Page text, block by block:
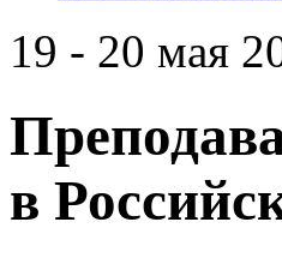
19 - 20 мая
в